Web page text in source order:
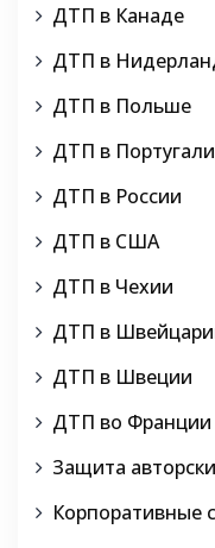
ДТП в Канаде
ДТП в
ДТП в Польше
ДТП в
ДТП в России
ДТП в США
ДТП в Чехии
ДТП в
ДТП в Швеции
ДТП во Франции
Защита
Корпоративные